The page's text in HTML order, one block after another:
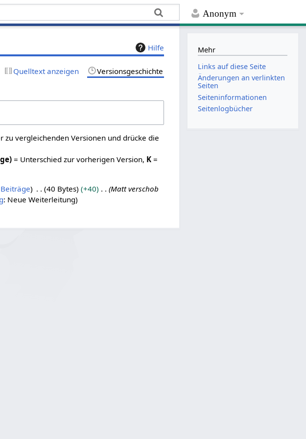
Anonym
Hilfe
Quelltext anzeigen Versionsgeschichte
zu vergleichenden Versionen und drücke die
= Unterschied zur vorherigen Version, K =
Beiträge 40 Bytes +40
Matt verschob
: Neue Weiterleitung
Mehr
Links auf diese Seite
Änderungen an verlinkten
Seiten
Seiten­­informationen
Seitenlogbücher